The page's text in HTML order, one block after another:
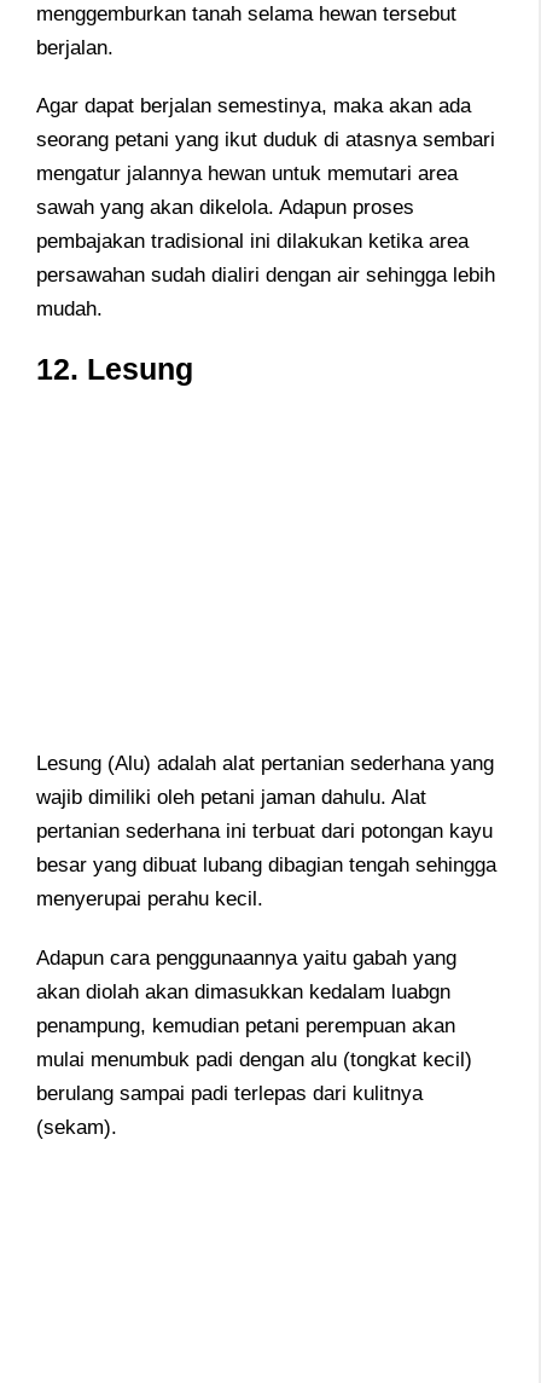
menggemburkan tanah selama hewan tersebut
berjalan.
Agar dapat berjalan semestinya, maka akan ada
seorang petani yang ikut duduk di atasnya sembari
mengatur jalannya hewan untuk memutari area
sawah yang akan dikelola. Adapun proses
pembajakan tradisional ini dilakukan ketika area
persawahan sudah dialiri dengan air sehingga lebih
mudah.
12. Lesung
Lesung (Alu) adalah alat pertanian sederhana yang
wajib dimiliki oleh petani jaman dahulu. Alat
pertanian sederhana ini terbuat dari potongan kayu
besar yang dibuat lubang dibagian tengah sehingga
menyerupai perahu kecil.
Adapun cara penggunaannya yaitu gabah yang
akan diolah akan dimasukkan kedalam luabgn
penampung, kemudian petani perempuan akan
mulai menumbuk padi dengan alu (tongkat kecil)
berulang sampai padi terlepas dari kulitnya
(sekam).